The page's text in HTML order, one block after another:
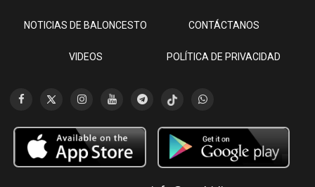
NOTICIAS DE BALONCESTO
VIDEOS
CONTÁCTANOS
POLÍTICA DE PRIVACIDAD